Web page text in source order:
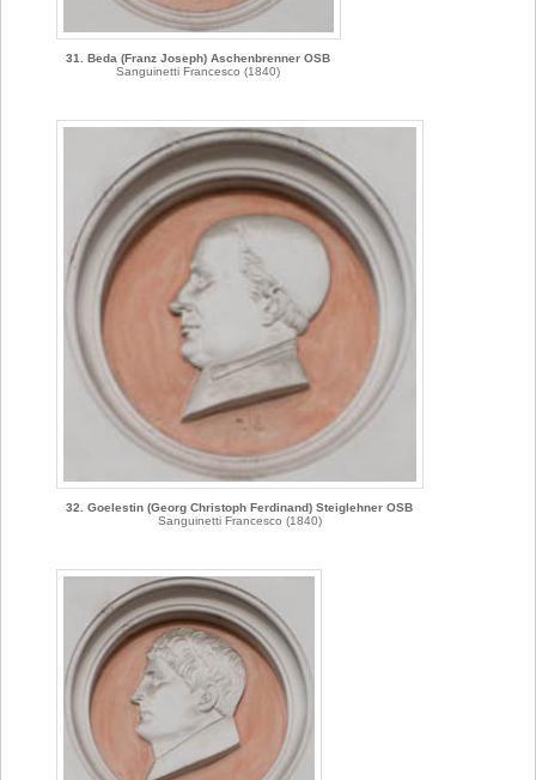
31. Beda (Franz Joseph) Aschenbrenner OSB
Sanguinetti Francesco (1840)
32. Goelestin (Georg Christoph Ferdinand) Steiglehner OSB
Sanguinetti Francesco (1840)